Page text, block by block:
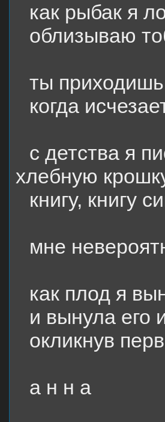
как рыбак я
облизываю
ты
когда
с детства я
хлебную
книгу, книгу
мне
как плод я
и вынула его
окликнув
а н н а